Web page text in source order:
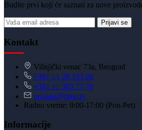
Budite prvi koji će saznati za nove
Prijavi se
Kontakt
Višnjički venac 73a, Beograd
+381 11 28 333 28
+381 11 383 77 78
prodaja@breg.rs
Radno vreme: 9:00-17:00 (Pon-Pet)
Informacije